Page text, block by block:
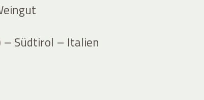
– Südtirol – Italien